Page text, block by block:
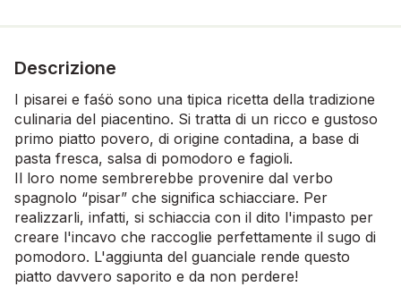
Descrizione
I pisarei e faśö sono una tipica ricetta della tradizione
culinaria del piacentino. Si tratta di un ricco e gustoso
primo piatto povero, di origine contadina, a base di
pasta fresca, salsa di pomodoro e fagioli.
Il loro nome sembrerebbe provenire dal verbo
spagnolo “pisar” che significa schiacciare. Per
realizzarli, infatti, si schiaccia con il dito l'impasto per
creare l'incavo che raccoglie perfettamente il sugo di
pomodoro. L'aggiunta del guanciale rende questo
piatto davvero saporito e da non perdere!